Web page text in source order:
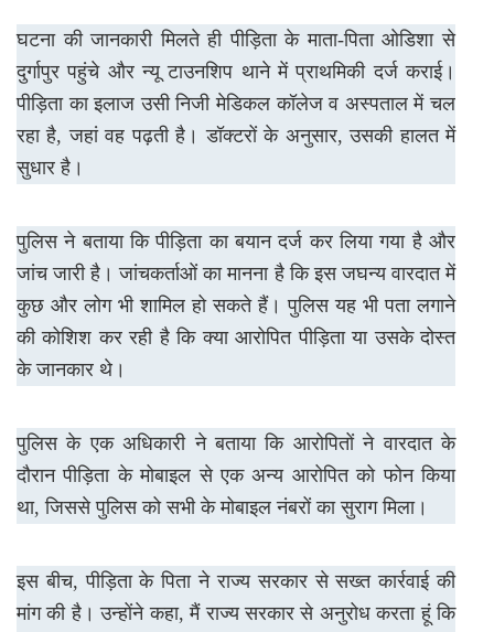
घटना की जानकारी मिलते ही पीड़िता के माता-पिता ओडिशा से
दुर्गापुर पहुंचे और न्यू टाउनशिप थाने में प्राथमिकी दर्ज कराई।
पीड़िता का इलाज उसी निजी मेडिकल कॉलेज व अस्पताल में चल
रहा है, जहां वह पढ़ती है। डॉक्टरों के अनुसार, उसकी हालत में
सुधार है।
पुलिस ने बताया कि पीड़िता का बयान दर्ज कर लिया गया है और
जांच जारी है। जांचकर्ताओं का मानना है कि इस जघन्य वारदात में
कुछ और लोग भी शामिल हो सकते हैं। पुलिस यह भी पता लगाने
की कोशिश कर रही है कि क्या आरोपित पीड़िता या उसके दोस्त
के जानकार थे।
पुलिस के एक अधिकारी ने बताया कि आरोपितों ने वारदात के
दौरान पीड़िता के मोबाइल से एक अन्य आरोपित को फोन किया
था, जिससे पुलिस को सभी के मोबाइल नंबरों का सुराग मिला।
इस बीच, पीड़िता के पिता ने राज्य सरकार से सख्त कार्रवाई की
मांग की है। उन्होंने कहा, मैं राज्य सरकार से अनुरोध करता हूं कि